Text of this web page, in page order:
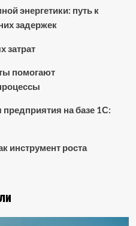
энергетики: путь к
задержек
затрат
помогают
на базе 1С:
инструмент роста